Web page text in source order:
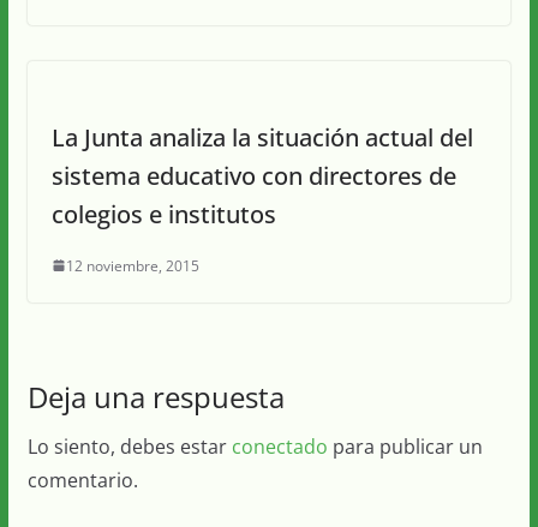
La Junta analiza la situación actual del
sistema educativo con directores de
colegios e institutos
12 noviembre, 2015
Deja una respuesta
Lo siento, debes estar conectado para publicar un
comentario.